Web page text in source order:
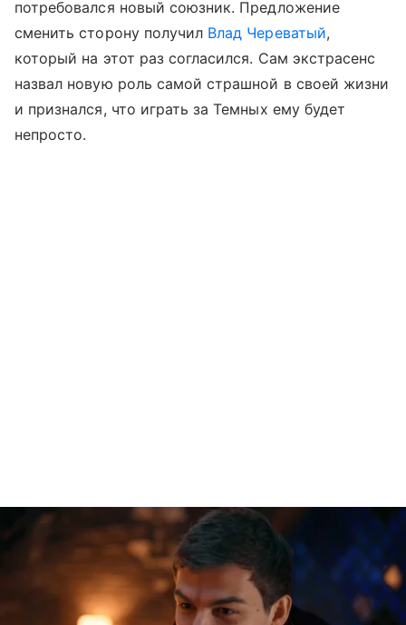
потребовался новый союзник. Предложение
сменить сторону получил Влад Череватый,
который на этот раз согласился. Сам экстрасенс
назвал новую роль самой страшной в своей жизни
и признался, что играть за Темных ему будет
непросто.